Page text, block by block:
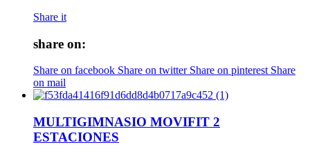
Share it
share on:
Share on facebook Share on twitter Share on pinterest Share
on mail
MULTIGIMNASIO MOVIFIT 2
ESTACIONES